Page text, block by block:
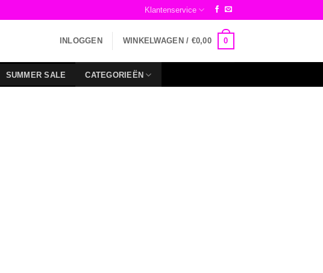
Klantenservice
INLOGGEN WINKELWAGEN / €0,00 0
SUMMER SALE CATEGORIEËN